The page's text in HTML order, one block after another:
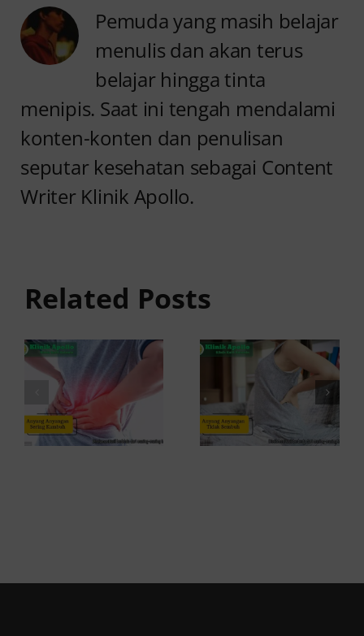
Pemuda yang masih belajar
menulis dan akan terus
belajar hingga tinta
menipis. Saat ini tengah mendalami
konten-konten dan penulisan
seputar kesehatan sebagai Content
Writer Klinik Apollo.
Related Posts
Sering
Kambuh
dan Cara
Atasinya
Penyebab
dan
Solusinya